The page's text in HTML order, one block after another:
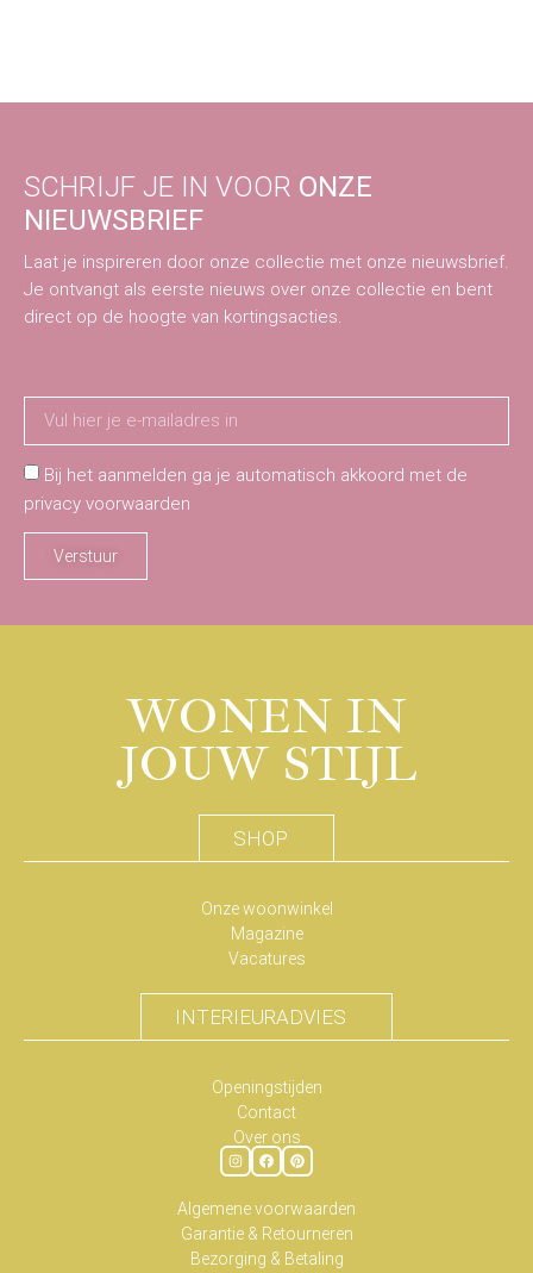
SCHRIJF JE IN VOOR ONZE
NIEUWSBRIEF
Laat je inspireren door onze collectie met onze nieuwsbrief.
Je ontvangt als eerste nieuws over onze collectie en bent
direct op de hoogte van kortingsacties.
Bij het aanmelden ga je automatisch akkoord met de
privacy voorwaarden
Verstuur
WONEN IN
JOUW STIJL
SHOP
Onze woonwinkel
Magazine
Vacatures
INTERIEURADVIES
Openingstijden
Contact
Over ons
Algemene voorwaarden
Garantie & Retourneren
Bezorging & Betaling